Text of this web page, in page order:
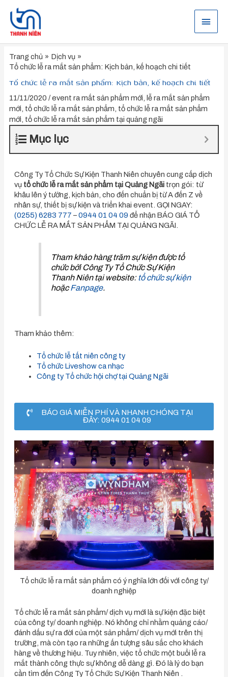
dung
Menu
Trang chủ
Dịch vụ
Tổ chức lễ ra mắt sản phẩm: Kịch bản, kế hoạch chi tiết
Tổ chức lễ ra mắt sản phẩm: Kịch bản, kế hoạch chi tiết
11/11/2020 /event ra mắt sản phẩm mới
lễ ra mắt sản phẩm
mới tổ chức lễ ra mắt sản phẩm tổ chức lễ ra mắt sản phẩm
mới tổ chức lễ ra mắt sản phẩm tại quảng ngãi
Mục lục
Công Ty Tổ Chức Sự Kiện Thanh Niên chuyên cung cấp dịch
vụ tổ chức lễ ra mắt sản phẩm tại Quảng Ngãitrọn gói: từ
khâu lên ý tưởng, kịch bản, cho đến chuẩn bị từ A đến Z về
nhân sự, thiết bị sự kiện và triển khai event. GỌI NGAY:
(0255) 6283 777 –0944 01 04 09 để nhận BÁO GIÁ TỔ
CHỨC LỄ RA MẮT SẢN PHẨM TẠI QUẢNG NGÃI.
Tham khảo hàng trăm sự kiện được tổ
chức bởi Công Ty Tổ Chức Sự Kiện
Thanh Niên tại website: tổ chức sự kiện
hoặcFanpage.
Tham khảo thêm:
Tổ chức lễ tất niên công ty
Tổ chức Liveshow ca nhạc
Công ty Tổ chức hội chợ tại Quảng Ngãi
BÁO GIÁ MIỄN PHÍ VÀ NHANH CHÓNG TẠI
ĐÂY: 0944 01 04 09
Tổ chức lễ ra mắt sản phẩm có ý nghĩa lớn đối với công ty/
doanh nghiệp
Tổ chức lễ ra mắt sản phẩm/ dịch vụ mới là sự kiện đặc biệt
của công ty/ doanh nghiệp. Nó không chỉ nhằm quảng cáo/
đánh dấu sự ra đời của một sản phẩm/ dịch vụ mới trên thị
trường, mà còn tạo ra những ấn tượng sâu sắc cho khách
hàng về thương hiệu. Tuy nhiên, việc tổ chức một buổi lễ ra
mắt thành công thực sự không dễ dàng gì. Đó là lý do bạn
cần tìm đến Công Ty Tổ Chức Sự Kiện Thanh Niên .